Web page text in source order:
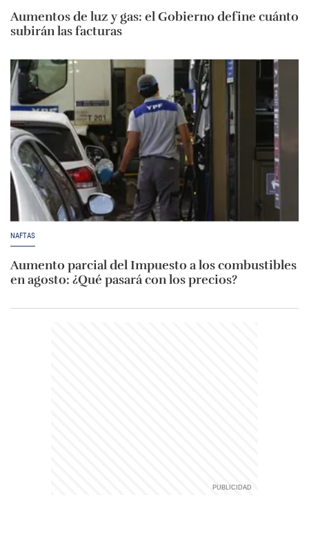
Aumentos de luz y gas: el Gobierno define cuánto
subirán las facturas
NAFTAS
Aumento parcial del Impuesto a los combustibles
en agosto: ¿Qué pasará con los precios?